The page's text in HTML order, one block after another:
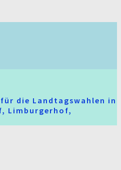
die Landtagswahlen in
Limburgerhof,